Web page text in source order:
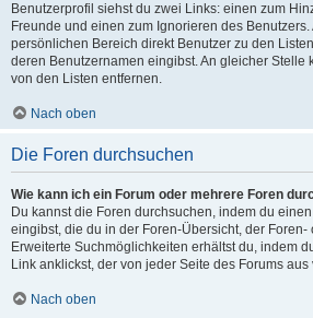
Benutzerprofil siehst du zwei Links: einen zum
Freunde und einen zum Ignorieren des
persönlichen Bereich direkt Benutzer zu den
deren Benutzernamen eingibst. An gleicher Stelle
von den Listen entfernen.
Nach oben
Die Foren durchsuchen
Wie kann ich ein Forum oder mehrere Foren
Du kannst die Foren durchsuchen, indem du
eingibst, die du in der Foren-Übersicht, der
Erweiterte Suchmöglichkeiten erhältst du, indem
Link anklickst, der von jeder Seite des Forums aus
Nach oben